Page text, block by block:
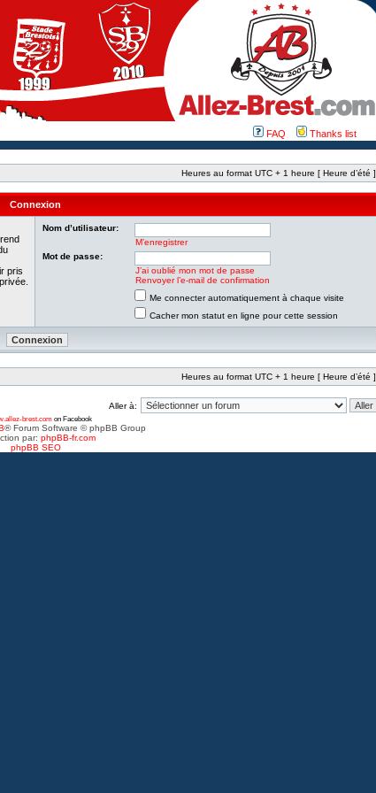
FAQ Thanks list
Heures au format UTC + 1 heure [ Heure d’été ]
Connexion
pris
Nom d’utilisateur:
M’enregistrer
Mot de passe:
J’ai oublié mon mot de passe
Renvoyer l’e-mail de confirmation
Me connecter automatiquement à chaque visite
Cacher mon statut en ligne pour cette session
Heures au format UTC + 1 heure [ Heure d’été ]
Aller à:
brest.com on Facebook
® Forum Software © phpBB Group
par: phpBB-fr.com
phpBB SEO